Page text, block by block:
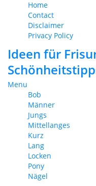
Home
Contact
Disclaimer
Privacy Policy
Ideen für
Menu
Bob
Männer
Jungs
Mittellanges
Kurz
Lang
Locken
Pony
Nägel